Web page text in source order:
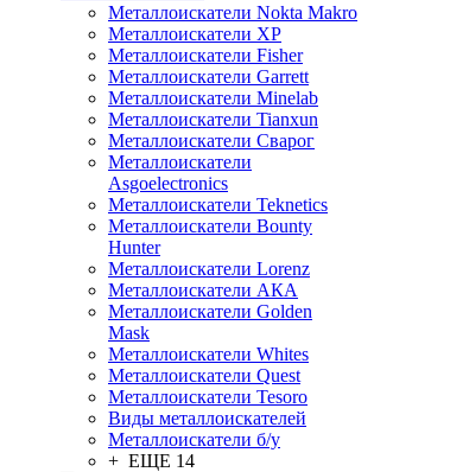
Металлоискатели Nokta Makro
Металлоискатели XP
Металлоискатели Fisher
Металлоискатели Garrett
Металлоискатели Minelab
Металлоискатели Tianxun
Металлоискатели Сварог
Металлоискатели
Asgoelectronics
Металлоискатели Teknetics
Металлоискатели Bounty
Hunter
Металлоискатели Lorenz
Металлоискатели АКА
Металлоискатели Golden
Mask
Металлоискатели Whites
Металлоискатели Quest
Металлоискатели Tesoro
Виды металлоискателей
Металлоискатели б/у
+ ЕЩЕ 14